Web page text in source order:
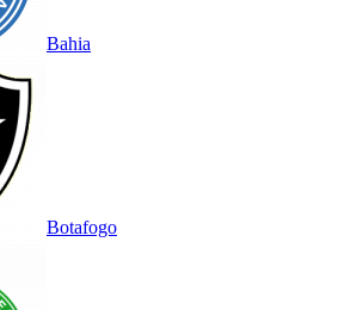
Bahia
Botafogo